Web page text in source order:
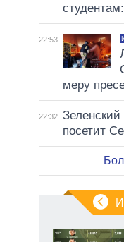
22:53
меру
22:32
посетит